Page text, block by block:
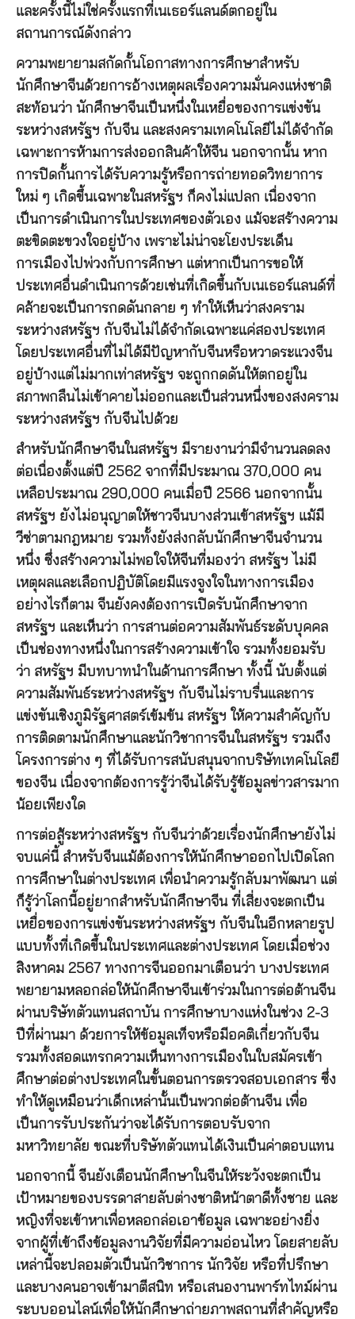
และครั้งนี้ไม่ใช่ครั้งแรกที่เนเธอร์แลนด์ตกอยู่ใน
สถานการณ์ดังกล่าว
ความพยายามสกัดกั้นโอกาสทางการศึกษาสำหรับ
นักศึกษาจีนด้วยการอ้างเหตุผลเรื่องความมั่นคงแห่งชาติ
สะท้อนว่า นักศึกษาจีนเป็นหนึ่งในเหยื่อของการแข่งขัน
ระหว่างสหรัฐฯ กับจีน และสงครามเทคโนโลยีไม่ได้จำกัด
เฉพาะการห้ามการส่งออกสินค้าให้จีน นอกจากนั้น หาก
การปิดกั้นการได้รับความรู้หรือการถ่ายทอดวิทยาการ
ใหม่ ๆ เกิดขึ้นเฉพาะในสหรัฐฯ ก็คงไม่แปลก เนื่องจาก
เป็นการดำเนินการในประเทศของตัวเอง แม้จะสร้างความ
ตะขิดตะขวงใจอยู่บ้าง เพราะไม่น่าจะโยงประเด็น
การเมืองไปพ่วงกับการศึกษา แต่หากเป็นการขอให้
ประเทศอื่นดำเนินการด้วยเช่นที่เกิดขึ้นกับเนเธอร์แลนด์ที่
คล้ายจะเป็นการกดดันกลาย ๆ ทำให้เห็นว่าสงคราม
ระหว่างสหรัฐฯ กับจีนไม่ได้จำกัดเฉพาะแค่สองประเทศ
โดยประเทศอื่นที่ไม่ได้มีปัญหากับจีนหรือหวาดระแวงจีน
อยู่บ้างแต่ไม่มากเท่าสหรัฐฯ จะถูกกดดันให้ตกอยู่ใน
สภาพกลืนไม่เข้าคายไม่ออกและเป็นส่วนหนึ่งของสงคราม
ระหว่างสหรัฐฯ กับจีนไปด้วย
สำหรับนักศึกษาจีนในสหรัฐฯ มีรายงานว่ามีจำนวนลดลง
ต่อเนื่องตั้งแต่ปี 2562 จากที่มีประมาณ 370,000 คน
เหลือประมาณ 290,000 คนเมื่อปี 2566 นอกจากนั้น
สหรัฐฯ ยังไม่อนุญาตให้ชาวจีนบางส่วนเข้าสหรัฐฯ แม้มี
วีซ่าตามกฎหมาย รวมทั้งยังส่งกลับนักศึกษาจีนจำนวน
หนึ่ง ซึ่งสร้างความไม่พอใจให้จีนที่มองว่า สหรัฐฯ ไม่มี
เหตุผลและเลือกปฏิบัติโดยมีแรงจูงใจในทางการเมือง
อย่างไรก็ตาม จีนยังคงต้องการเปิดรับนักศึกษาจาก
สหรัฐฯ และเห็นว่า การสานต่อความสัมพันธ์ระดับบุคคล
เป็นช่องทางหนึ่งในการสร้างความเข้าใจ รวมทั้งยอมรับ
ว่า สหรัฐฯ มีบทบาทนำในด้านการศึกษา ทั้งนี้ นับตั้งแต่
ความสัมพันธ์ระหว่างสหรัฐฯ กับจีนไม่ราบรื่นและการ
แข่งขันเชิงภูมิรัฐศาสตร์เข้มข้น สหรัฐฯ ให้ความสำคัญกับ
การติดตามนักศึกษาและนักวิชาการจีนในสหรัฐฯ รวมถึง
โครงการต่าง ๆ ที่ได้รับการสนับสนุนจากบริษัทเทคโนโลยี
ของจีน เนื่องจากต้องการรู้ว่าจีนได้รับรู้ข้อมูลข่าวสารมาก
น้อยเพียงใด
การต่อสู้ระหว่างสหรัฐฯ กับจีนว่าด้วยเรื่องนักศึกษายังไม่
จบแค่นี้ สำหรับจีนแม้ต้องการให้นักศึกษาออกไปเปิดโลก
การศึกษาในต่างประเทศ เพื่อนำความรู้กลับมาพัฒนา แต่
ก็รู้ว่าโลกนี้อยู่ยากสำหรับนักศึกษาจีน ที่เสี่ยงจะตกเป็น
เหยื่อของการแข่งขันระหว่างสหรัฐฯ กับจีนในอีกหลายรูป
แบบทั้งที่เกิดขึ้นในประเทศและต่างประเทศ โดยเมื่อช่วง
สิงหาคม 2567 ทางการจีนออกมาเตือนว่า บางประเทศ
พยายามหลอกล่อให้นักศึกษาจีนเข้าร่วมในการต่อต้านจีน
ผ่านบริษัทตัวแทนสถาบัน การศึกษาบางแห่งในช่วง 2-3
ปีที่ผ่านมา ด้วยการให้ข้อมูลเท็จหรือมีอคติเกี่ยวกับจีน
รวมทั้งสอดแทรกความเห็นทางการเมืองในใบสมัครเข้า
ศึกษาต่อต่างประเทศในขั้นตอนการตรวจสอบเอกสาร ซึ่ง
ทำให้ดูเหมือนว่าเด็กเหล่านั้นเป็นพวกต่อต้านจีน เพื่อ
เป็นการรับประกันว่าจะได้รับการตอบรับจาก
มหาวิทยาลัย ขณะที่บริษัทตัวแทนได้เงินเป็นค่าตอบแทน
นอกจากนี้ จีนยังเตือนนักศึกษาในจีนให้ระวังจะตกเป็น
เป้าหมายของบรรดาสายลับต่างชาติหน้าตาดีทั้งชาย และ
หญิงที่จะเข้าหาเพื่อหลอกล่อเอาข้อมูล เฉพาะอย่างยิ่ง
จากผู้ที่เข้าถึงข้อมูลงานวิจัยที่มีความอ่อนไหว โดยสายลับ
เหล่านี้จะปลอมตัวเป็นนักวิชาการ นักวิจัย หรือที่ปรึกษา
และบางคนอาจเข้ามาตีสนิท หรือเสนองานพาร์ทไทม์ผ่าน
ระบบออนไลน์เพื่อให้นักศึกษาถ่ายภาพสถานที่สำคัญหรือ